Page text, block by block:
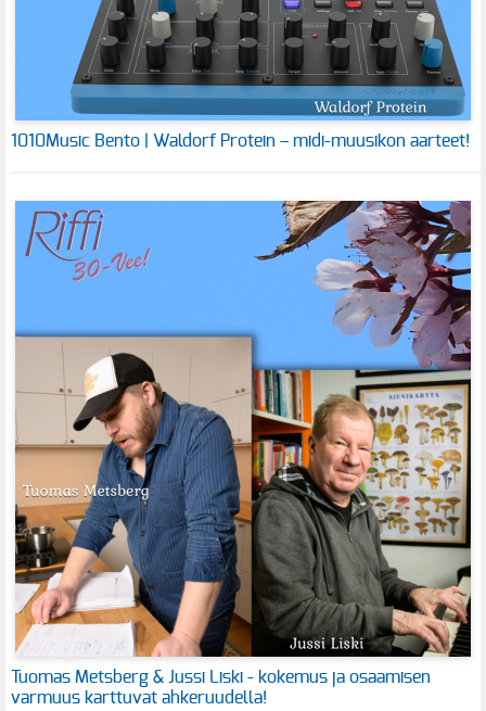
1010Music Bento | Waldorf Protein – midi-muusikon aarteet!
Tuomas Metsberg & Jussi Liski - kokemus ja osaamisen
varmuus karttuvat ahkeruudella!